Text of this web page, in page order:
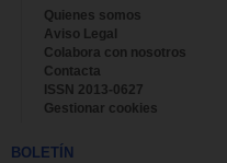
Quienes somos
Aviso Legal
Colabora con nosotros
Contacta
ISSN 2013-0627
Gestionar cookies
BOLETÍN